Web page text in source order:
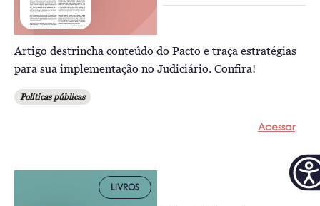
Artigo destrincha conteúdo do Pacto e traça estratégias
para sua implementação no Judiciário. Confira!
Políticas públicas
Acessar
LIVROS